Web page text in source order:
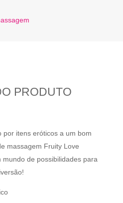
PRODUTO
por itens eróticos a um bom
massagem Fruity Love
mundo de possibilidades para